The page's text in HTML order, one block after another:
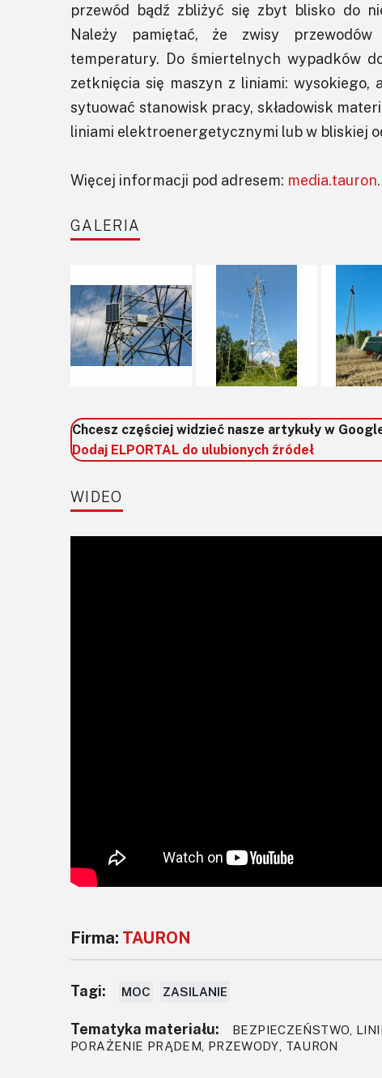
przewód bądź zbliżyć się zbyt blisko do
Należy pamiętać, że zwisy
temperatury. Do śmiertelnych wypadków
zetknięcia się maszyn z liniami: wysokiego,
sytuować stanowisk pracy, składowisk
liniami elektroenergetycznymi lub w bliskiej
Więcej informacji pod adresem:
GALERIA
Chcesz częściej widzieć nasze artykuły w
Dodaj ELPORTAL do ulubionych źródeł
WIDEO
Firma: TAURON
Tagi: MOC ZASILANIE
Tematyka materiału:
BEZPIECZEŃSTWO,
PORAŻENIE PRĄDEM, PRZEWODY, TAURON